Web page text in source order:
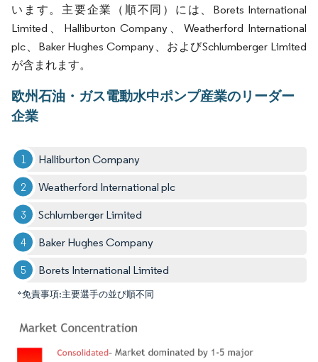
います。主要企業（順不同）には、Borets International
Limited、Halliburton Company、Weatherford International
plc、Baker Hughes Company、およびSchlumberger Limited
が含まれます。
欧州石油・ガス電動水中ポンプ産業のリーダー
企業
Halliburton Company
Weatherford International plc
Schlumberger Limited
Baker Hughes Company
Borets International Limited
*免責事項:主要選手の並び順不同